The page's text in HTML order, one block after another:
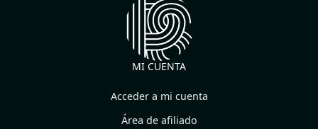
MI CUENTA
Acceder a mi cuenta
Área de afiliado